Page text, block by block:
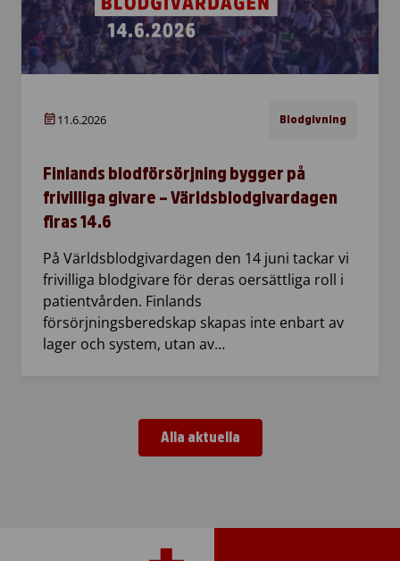
11.6.2026 Blodgivning
Finlands blodförsörjning bygger på
frivilliga givare – Världsblodgivardagen
firas 14.6
På Världsblodgivardagen den 14 juni tackar vi
frivilliga blodgivare för deras oersättliga roll i
patientvården. Finlands
försörjningsberedskap skapas inte enbart av
lager och system, utan av…
Alla aktuella